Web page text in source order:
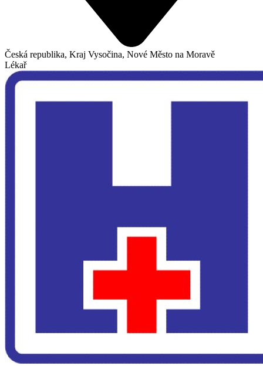
Česká republika, Kraj Vysočina, Nové Město na Moravě
Lékař